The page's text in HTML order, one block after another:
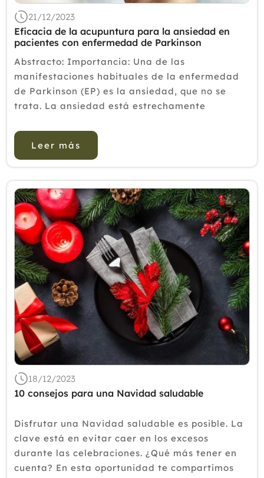
21/12/2023
Eficacia de la acupuntura para la ansiedad en
pacientes con enfermedad de Parkinson
Abstracto: Importancia: Una de las
manifestaciones habituales de la enfermedad
de Parkinson (EP) es la ansiedad, que no se
trata. La ansiedad está estrechamente
Se ha informado la eficacia de la acupuntura
para la ansiedad. Sin emb...
Leer más
18/12/2023
10 consejos para una Navidad saludable
Disfrutar una Navidad saludable es posible. La
clave está en evitar caer en los excesos
durante las celebraciones. ¿Qué más tener en
cuenta? En esta oportunidad te compartimos